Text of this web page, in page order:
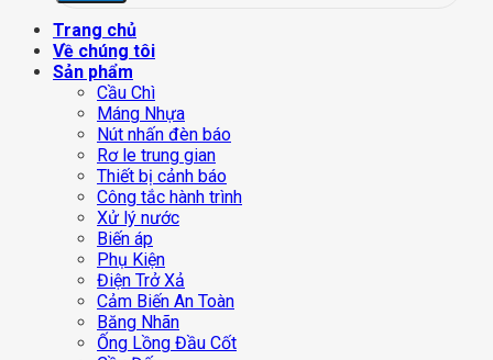
Trang chủ
Về chúng tôi
Sản phẩm
Cầu Chì
Máng Nhựa
Nút nhấn đèn báo
Rơ le trung gian
Thiết bị cảnh báo
Công tắc hành trình
Xử lý nước
Biến áp
Phụ Kiện
Điện Trở Xả
Cảm Biến An Toàn
Băng Nhãn
Ống Lồng Đầu Cốt